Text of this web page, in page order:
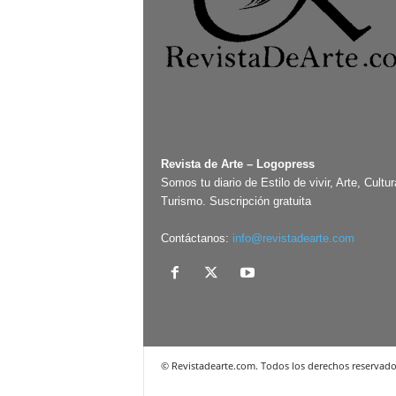
Revista de Arte – Logopress
Somos tu diario de Estilo de vivir, Arte,
Turismo. Suscripción gratuita
Contáctanos: info@revistadearte.com
© Revistadearte.com. Todos los derechos